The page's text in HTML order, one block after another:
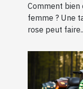
Comment bien
femme ? Une
rose peut